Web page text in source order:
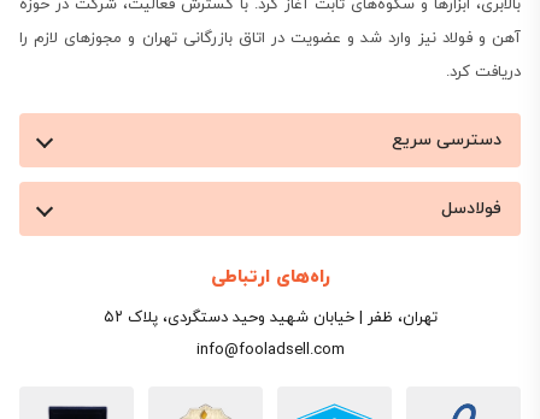
آهن و فولاد نیز وارد شد و عضویت در اتاق بازرگانی تهران و مجوزهای لازم را
دریافت کرد.
دسترسی سریع
فولادسل
راه‌های ارتباطی
تهران، ظفر | خیابان شهید وحید دستگردی، پلاک ۵۲
info@fooladsell.com